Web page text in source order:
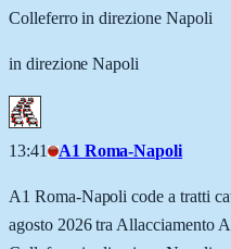
Colleferro in direzione Napoli
in direzione Napoli
13:41 A1 Roma-Napoli
A1 Roma-Napoli code a tratti
agosto 2026 tra Allacciamento